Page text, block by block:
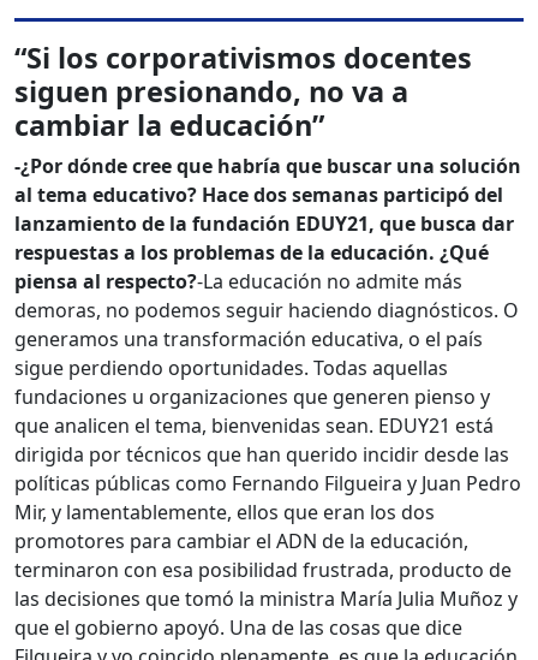
“Si los corporativismos docentes
siguen presionando, no va a
cambiar la educación”
-¿Por dónde cree que habría que buscar una solución
al tema educativo? Hace dos semanas participó del
lanzamiento de la fundación EDUY21, que busca dar
respuestas a los problemas de la educación. ¿Qué
piensa al respecto?-La educación no admite más
demoras, no podemos seguir haciendo diagnósticos. O
generamos una transformación educativa, o el país
sigue perdiendo oportunidades. Todas aquellas
fundaciones u organizaciones que generen pienso y
que analicen el tema, bienvenidas sean. EDUY21 está
dirigida por técnicos que han querido incidir desde las
políticas públicas como Fernando Filgueira y Juan Pedro
Mir, y lamentablemente, ellos que eran los dos
promotores para cambiar el ADN de la educación,
terminaron con esa posibilidad frustrada, producto de
las decisiones que tomó la ministra María Julia Muñoz y
que el gobierno apoyó. Una de las cosas que dice